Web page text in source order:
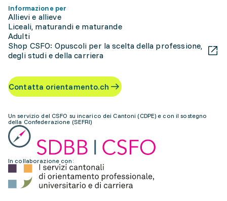
Informazione per
Allievi e allieve
Liceali, maturandi e maturande
Adulti
Shop CSFO: Opuscoli per la scelta della professione,
degli studi e della carriera
Contatta orientamento.ch
Un servizio del CSFO su incarico dei Cantoni (CDPE) e con il sostegno
della Confederazione (SEFRI)
In collaborazione con: